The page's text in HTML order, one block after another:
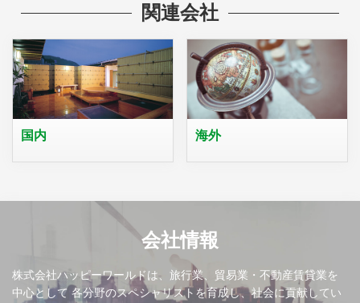
関連会社
国内 海外
会社情報
株式会社ハッピーワールドは、旅行業、貿易業・不動産賃貸業を
中心として 各分野のスペシャリストを育成し、社会に貢献してい